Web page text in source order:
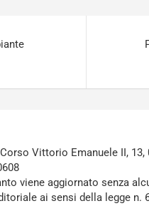
Vittorio Emanuele II, 13,
viene aggiornato senza
ai sensi della legge n.